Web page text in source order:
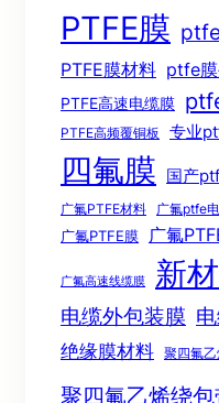
PTFE膜
PTFE膜材料 ptfe
PTFE高速电缆膜
PTFE高频覆铜板 专业
四氟膜 国产
广氟PTFE材料 广氟ptfe
广氟PTFE膜 广氟
广氟高速线缆膜 新
电缆外包装膜
绝缘膜材料 聚四氟
聚四氟乙烯绕包